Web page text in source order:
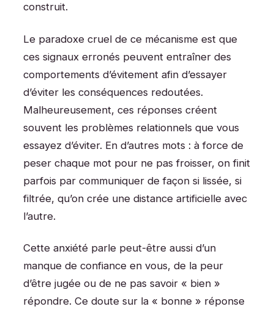
construit.
Le paradoxe cruel de ce mécanisme est que
ces signaux erronés peuvent entraîner des
comportements d’évitement afin d’essayer
d’éviter les conséquences redoutées.
Malheureusement, ces réponses créent
souvent les problèmes relationnels que vous
essayez d’éviter. En d’autres mots : à force de
peser chaque mot pour ne pas froisser, on finit
parfois par communiquer de façon si lissée, si
filtrée, qu’on crée une distance artificielle avec
l’autre.
Cette anxiété parle peut-être aussi d’un
manque de confiance en vous, de la peur
d’être jugée ou de ne pas savoir « bien »
répondre. Ce doute sur la « bonne » réponse